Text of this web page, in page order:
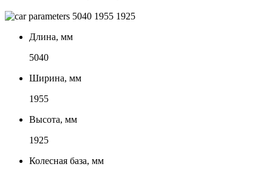
5040 1955 1925
Длина, мм
5040
Ширина, мм
1955
Высота, мм
1925
Колесная база, мм